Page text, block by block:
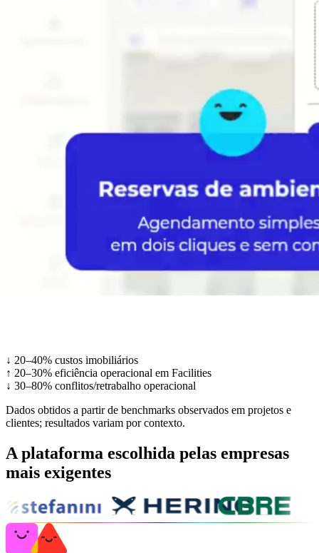
↓ 20–40% custos imobiliários
↑ 20–30% eficiência operacional em Facilities
↓ 30–80% conflitos/retrabalho operacional
Dados obtidos a partir de benchmarks observados em projetos e
clientes; resultados variam por contexto.
A plataforma escolhida pelas empresas
mais exigentes